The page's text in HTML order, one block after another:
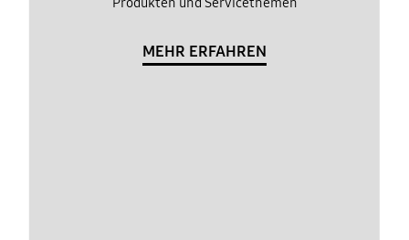
MEHR ERFAHREN